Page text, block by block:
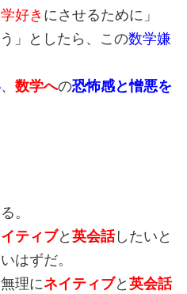
好き にさせるために」
」としたら、この数学嫌
、 数学への恐怖感と憎悪を
。
ティブと英会話したいと
はずだ。
理にネイティブと英会話